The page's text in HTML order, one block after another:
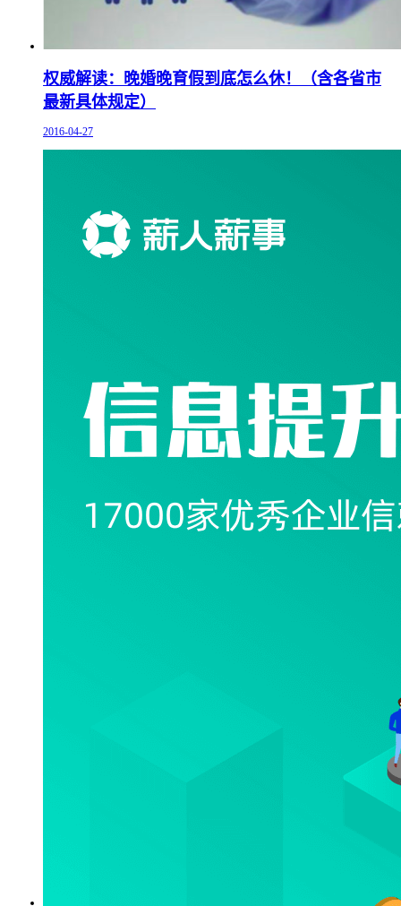
权威解读：晚婚晚育假到底怎么休！（含各省市
最新具体规定）
2016-04-27